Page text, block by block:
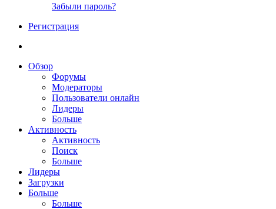
Забыли пароль?
Регистрация
Обзор
Форумы
Модераторы
Пользователи онлайн
Лидеры
Больше
Активность
Активность
Поиск
Больше
Лидеры
Загрузки
Больше
Больше